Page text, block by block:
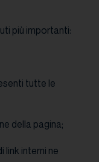
più importanti:
tutte le
della pagina;
link interni ne